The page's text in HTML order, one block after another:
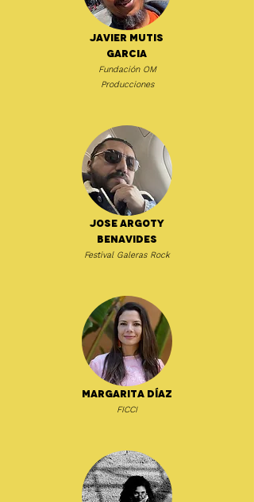
Javier Mutis
Garcia
Fundación OM
Producciones
Jose Argoty
Benavides
Festival Galeras Rock
Margarita Díaz
FICCI